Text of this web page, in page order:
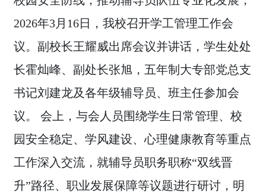
2026年3月16日，我校召开学工管理工作会
议。副校长王耀威出席会议并讲话，学生处处
长霍灿峰、副处长张旭，五年制大专部党总支
书记刘建龙及各年级辅导员、班主任参加会
议。 会上，与会人员围绕学生日常管理、校
园安全稳定、学风建设、心理健康教育等重点
工作深入交流，就辅导员职务职称“双线晋
升”路径、职业发展保障等议题进行研讨，明